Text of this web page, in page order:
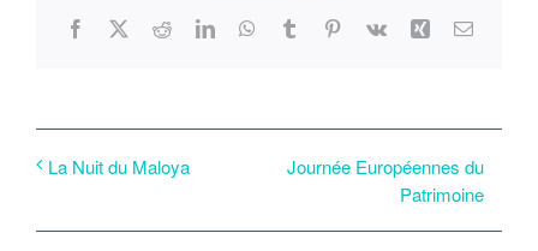
Facebook
X RedditLinkedInWhatsApp
TumblrPinterest
Vk Xing Email
La Nuit du Maloya
Journée Européennes du
Patrimoine